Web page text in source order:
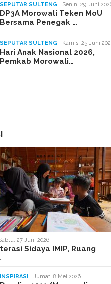
SEPUTAR SULTENG Senin, 29 Juni
DP3A Morowali Teken MoU
Bersama Penegak …
SEPUTAR SULTENG Kamis, 25 Juni
Hari Anak Nasional 2026,
Pemkab Morowali…
27 Juni 2026
Sidaya IMIP, Ruang
INSPIRASI Jumat, 8 Mei 2026